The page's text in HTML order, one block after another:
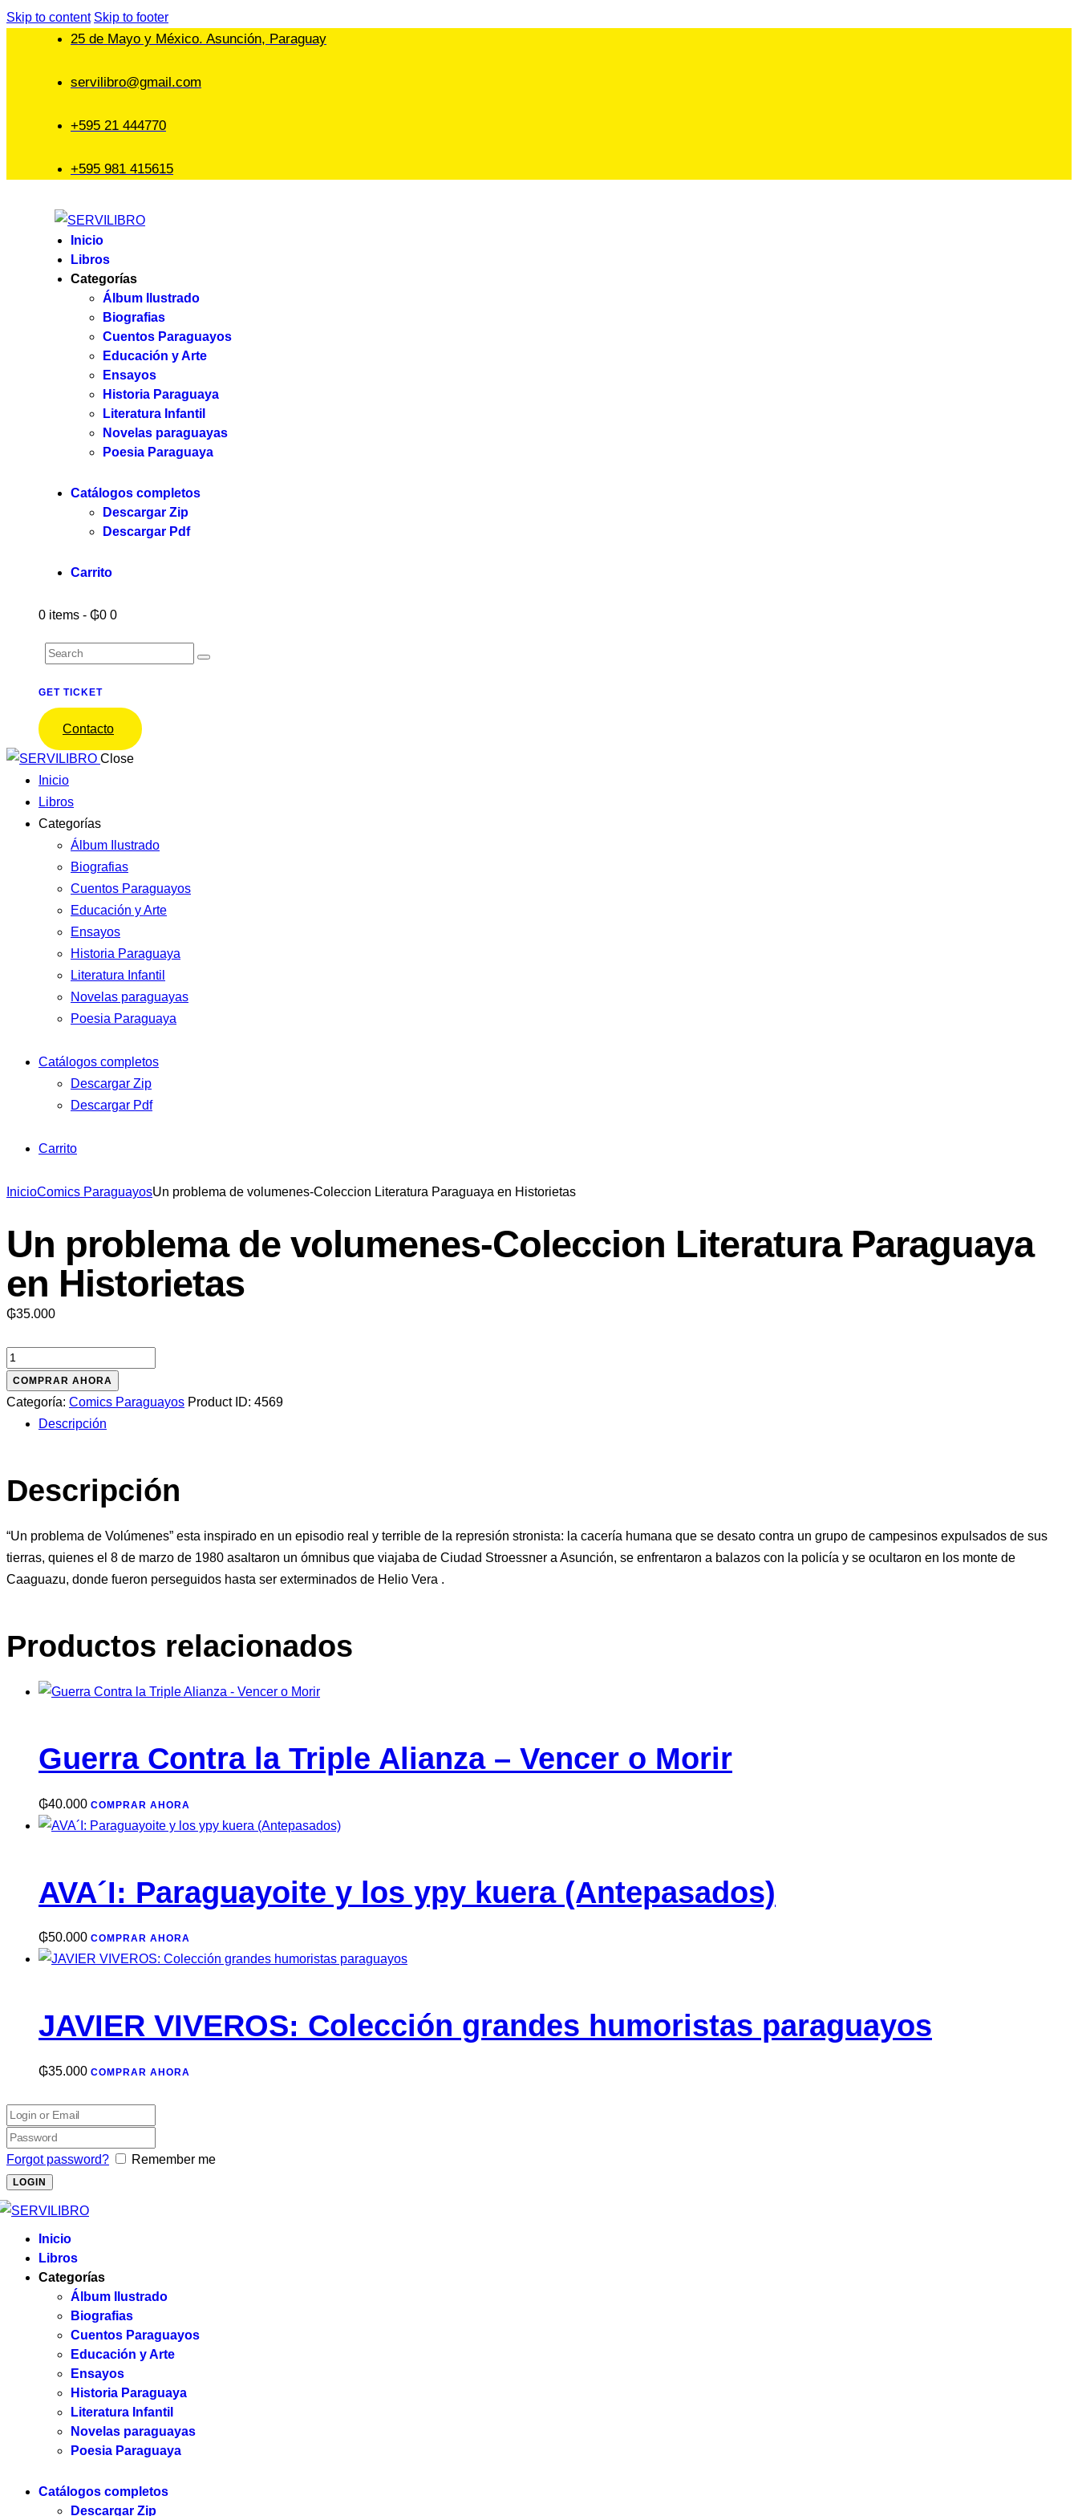
Skip to content Skip to footer
25 de Mayo y México. Asunción, Paraguay
servilibro@gmail.com
+595 21 444770
+595 981 415615
Inicio
Libros
Categorías
Álbum Ilustrado
Biografias
Cuentos Paraguayos
Educación y Arte
Ensayos
Historia Paraguaya
Literatura Infantil
Novelas paraguayas
Poesia Paraguaya
Catálogos completos
Descargar Zip
Descargar Pdf
Carrito
0 items - ₲0 0
GET TICKET
Contacto
Close
Inicio
Libros
Categorías
Álbum Ilustrado
Biografias
Cuentos Paraguayos
Educación y Arte
Ensayos
Historia Paraguaya
Literatura Infantil
Novelas paraguayas
Poesia Paraguaya
Catálogos completos
Descargar Zip
Descargar Pdf
Carrito
InicioComics ParaguayosUn problema de volumenes-Coleccion Literatura Paraguaya en Historietas
Un problema de volumenes-Coleccion Literatura Paraguaya
en Historietas
₲35.000
Un
problema
de
volumenes-
Paraguaya
Historietas
cantidad
COMPRAR AHORA
Categoría: Comics Paraguayos Product ID: 4569
Descripción
Descripción
“Un problema de Volúmenes” esta inspirado en un episodio real y terrible de la represión stronista: la cacería humana que se desato contra un grupo de campesinos expulsados de sus
tierras, quienes el 8 de marzo de 1980 asaltaron un ómnibus que viajaba de Ciudad Stroessner a Asunción, se enfrentaron a balazos con la policía y se ocultaron en los monte de
Caaguazu, donde fueron perseguidos hasta ser exterminados de Helio Vera .
Productos relacionados
Guerra Contra la Triple Alianza – Vencer o Morir
₲40.000 COMPRAR AHORA
AVA´I: Paraguayoite y los ypy kuera (Antepasados)
₲50.000 COMPRAR AHORA
JAVIER VIVEROS: Colección grandes humoristas paraguayos
₲35.000 COMPRAR AHORA
Forgot password? Remember me
Inicio
Libros
Categorías
Álbum Ilustrado
Biografias
Cuentos Paraguayos
Educación y Arte
Ensayos
Historia Paraguaya
Literatura Infantil
Novelas paraguayas
Poesia Paraguaya
Catálogos completos
Descargar Zip